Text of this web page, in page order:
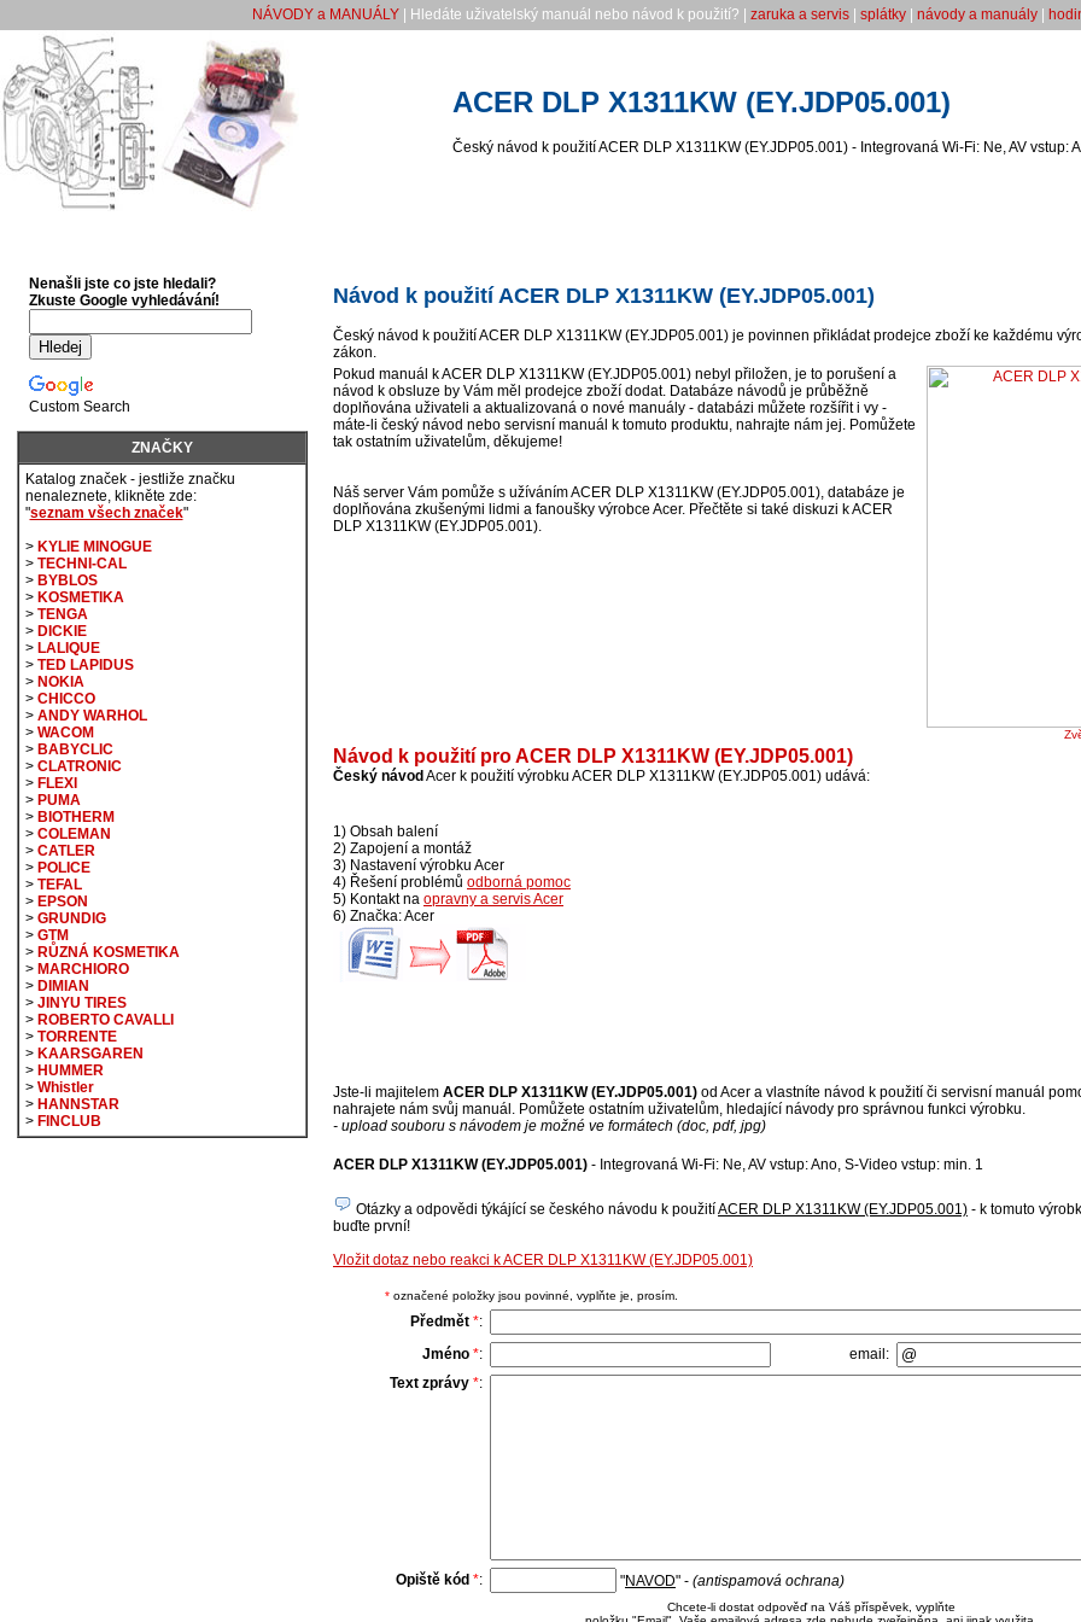
NÁVODY a MANUÁLY| Hledáte uživatelský manuál nebo návod k použití? | zaruka a servis| splátky| návody a manuály|
ACER DLP X1311KW (EY.JDP05.001)
Český návod k použití ACER DLP X1311KW (EY.JDP05.001) - Integrovaná Wi-Fi: Ne, AV vstup:
Návod k použití ACER DLP X1311KW (EY.JDP05.001)
Český návod k použití ACER DLP X1311KW (EY.JDP05.001) je povinnen přikládat prodejce zboží ke každému
zákon.
Pokud manuál k ACER DLP X1311KW (EY.JDP05.001) nebyl přiložen, je to porušení a
návod k obsluze by Vám měl prodejce zboží dodat. Databáze návodů je průběžně
doplňována uživateli a aktualizovaná o nové manuály - databázi můžete rozšířit i vy -
máte-li český návod nebo servisní manuál k tomuto produktu, nahrajte nám jej. Pomůžete
tak ostatním uživatelům, děkujeme!
Náš server Vám pomůže s užíváním ACER DLP X1311KW (EY.JDP05.001), databáze je
doplňována zkušenými lidmi a fanoušky výrobce Acer. Přečtěte si také diskuzi k ACER
DLP X1311KW (EY.JDP05.001).
Návod k použití pro ACER DLP X1311KW (EY.JDP05.001)
Český návod Acer k použití výrobku ACER DLP X1311KW (EY.JDP05.001) udává:
1) Obsah balení
2) Zapojení a montáž
3) Nastavení výrobku Acer
4) Řešení problémů odborná pomoc
5) Kontakt na opravny a servis Acer
6) Značka: Acer
Jste-li majitelem ACER DLP X1311KW (EY.JDP05.001) od Acer a vlastníte návod k použití či servisní manuál
nahrajete nám svůj manuál. Pomůžete ostatním uživatelům, hledající návody pro správnou funkci výrobku.
- upload souboru s návodem je možné ve formátech (doc, pdf, jpg)
ACER DLP X1311KW (EY.JDP05.001) - Integrovaná Wi-Fi: Ne, AV vstup: Ano, S-Video vstup: min. 1
Otázky a odpovědi týkájící se českého návodu k použitíACER DLP X1311KW (EY.JDP05.001) - k tomuto
buďte první!
Vložit dotaz nebo reakci k ACER DLP X1311KW (EY.JDP05.001)
* označené položky jsou povinné, vyplňte je, prosím.
Předmět *:
Jméno *:
email:
Text zprávy *:
Opiště kód *: "NAVOD" - (antispamová ochrana)
Chcete-li dostat odpověď na Váš příspěvek, vyplňte
Nenašli jste co jste hledali?
Zkuste Google vyhledávání!
Custom Search
ZNAČKY
Katalog značek - jestliže značku
nenaleznete, klikněte zde:
"seznam všech značek"
> KYLIE MINOGUE
> TECHNI-CAL
> BYBLOS
> KOSMETIKA
> TENGA
> DICKIE
> LALIQUE
> TED LAPIDUS
> NOKIA
> CHICCO
> ANDY WARHOL
> WACOM
> BABYCLIC
> CLATRONIC
> FLEXI
> PUMA
> BIOTHERM
> COLEMAN
> CATLER
> POLICE
> TEFAL
> EPSON
> GRUNDIG
> GTM
> RŮZNÁ KOSMETIKA
> MARCHIORO
> DIMIAN
> JINYU TIRES
> ROBERTO CAVALLI
> TORRENTE
> KAARSGAREN
> HUMMER
> Whistler
> HANNSTAR
> FINCLUB